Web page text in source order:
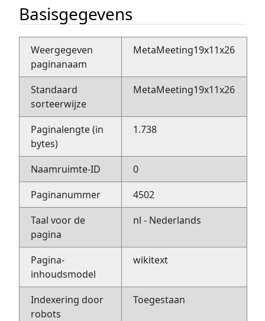
Basisgegevens
Weergegeven
paginanaam
MetaMeeting19x11x26
Standaard
sorteerwijze
MetaMeeting19x11x26
Paginalengte (in
bytes)
1.738
Naamruimte-ID
0
Paginanummer
4502
Taal voor de
pagina
nl - Nederlands
Pagina-
inhoudsmodel
wikitext
Indexering door
robots
Toegestaan